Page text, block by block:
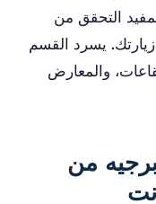
التحقق من
يسرد القسم
والمعارض
من